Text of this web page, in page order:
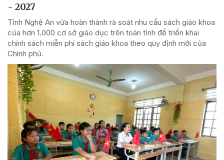
- 2027
Tỉnh Nghệ An vừa hoàn thành rà soát nhu cầu sách giáo khoa
của hơn 1.000 cơ sở giáo dục trên toàn tỉnh để triển khai
chính sách miễn phí sách giáo khoa theo quy định mới của
Chính phủ.